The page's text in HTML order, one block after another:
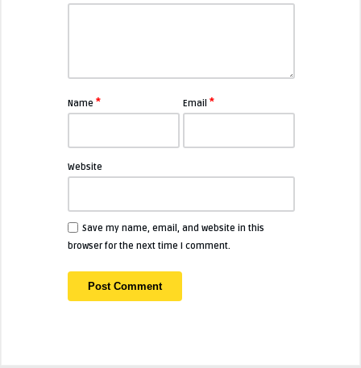
Name * Email*
Website
Save my name, email, and website in this
browser for the next time I comment.